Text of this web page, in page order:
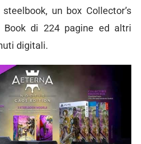
un box Collector’s
Book di 224 pagine ed altri
digitali.